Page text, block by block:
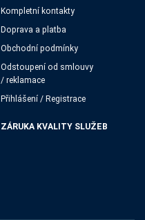
Kompletní kontakty
Doprava a platba
Obchodní podmínky
Odstoupení od smlouvy
/ reklamace
Přihlášení / Registrace
ZÁRUKA KVALITY SLUŽEB